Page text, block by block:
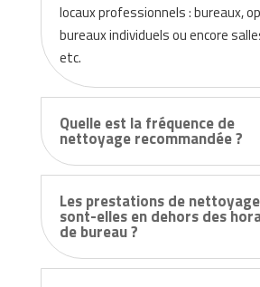
locaux professionnels : bureaux,
bureaux individuels ou encore
etc.
Quelle est la fréquence de
nettoyage recommandée ?
Les prestations de nettoyage
sont-elles en dehors des
de bureau ?